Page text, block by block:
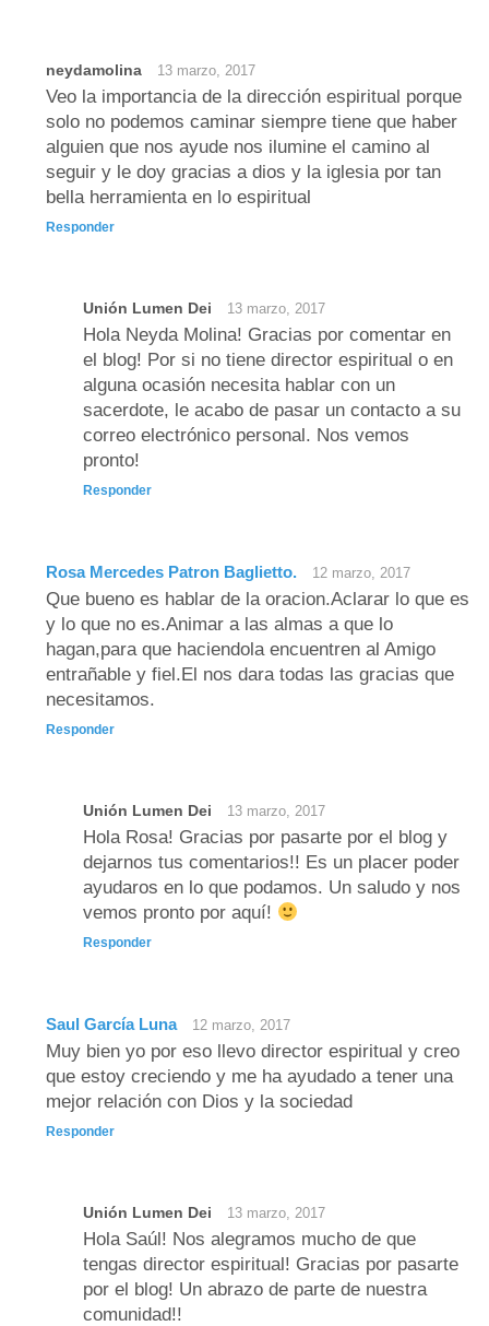
neydamolina 13 marzo, 2017
Veo la importancia de la dirección espiritual porque
solo no podemos caminar siempre tiene que haber
alguien que nos ayude nos ilumine el camino al
seguir y le doy gracias a dios y la iglesia por tan
bella herramienta en lo espiritual
Responder
Unión Lumen Dei 13 marzo, 2017
Hola Neyda Molina! Gracias por comentar en
el blog! Por si no tiene director espiritual o en
alguna ocasión necesita hablar con un
sacerdote, le acabo de pasar un contacto a su
correo electrónico personal. Nos vemos
pronto!
Responder
Rosa Mercedes Patron Baglietto. 12 marzo, 2017
Que bueno es hablar de la oracion.Aclarar lo que es
y lo que no es.Animar a las almas a que lo
hagan,para que haciendola encuentren al Amigo
entrañable y fiel.El nos dara todas las gracias que
necesitamos.
Responder
Unión Lumen Dei 13 marzo, 2017
Hola Rosa! Gracias por pasarte por el blog y
dejarnos tus comentarios!! Es un placer poder
ayudaros en lo que podamos. Un saludo y nos
vemos pronto por aquí!
Responder
Saul García Luna 12 marzo, 2017
Muy bien yo por eso llevo director espiritual y creo
que estoy creciendo y me ha ayudado a tener una
mejor relación con Dios y la sociedad
Responder
Unión Lumen Dei 13 marzo, 2017
Hola Saúl! Nos alegramos mucho de que
tengas director espiritual! Gracias por pasarte
por el blog! Un abrazo de parte de nuestra
comunidad!!